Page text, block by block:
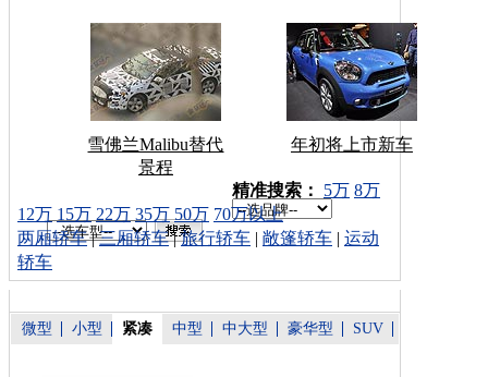
雪佛兰Malibu替代
景程
年初将上市新车
车型搜索：
精准搜索： 5万 8万
12万 15万 22万 35万 50万 70万以上
两厢轿车|三厢轿车|旅行轿车 | 敞篷轿车 | 运动
轿车
微型 小型 紧凑 中型 中大型 豪华型 SUV